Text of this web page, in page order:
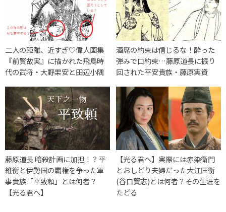
二人の距離、近すぎ♡偉人画集
『前賢故実』に描かれた飛鳥時
代の武将・大野果安と田辺小隅
酒席の約束は信じるな！酔った
弾みで口約束…藤原道長に振り
回された平安貴族・藤原実資
藤原道長 暗殺計画に加担！？平
維衡と伊勢国の覇権を争った軍
事貴族「平致頼」とは何者？
【光る君へ】
【光る君へ】実際には赤染衛門
とおしどり夫婦だった大江匡衡
(谷口賢志)とは何者？その生涯を
たどる